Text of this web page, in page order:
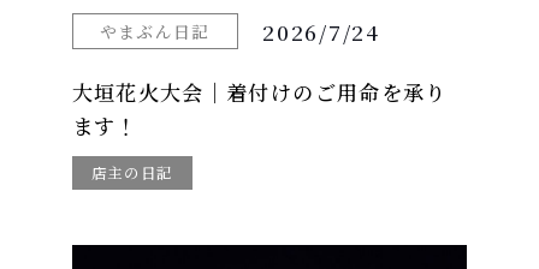
やまぶん日記 2026/7/24
大垣花火大会｜着付けのご用命を承り
ます！
店主の日記